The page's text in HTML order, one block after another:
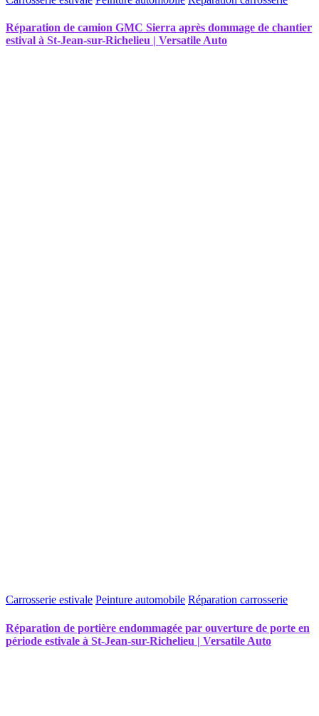
Réparation de camion GMC Sierra après dommage de chantier
estival à St-Jean-sur-Richelieu | Versatile Auto
Carrosserie estivale Peinture automobile Réparation carrosserie
Réparation de portière endommagée par ouverture de porte en
période estivale à St-Jean-sur-Richelieu | Versatile Auto